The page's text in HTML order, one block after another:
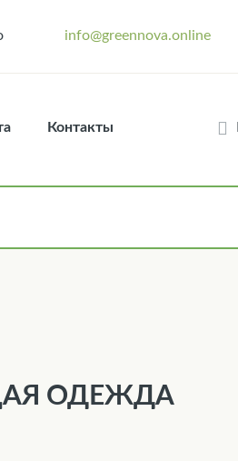
info@greennova.online
Контакты
ОДЕЖДА